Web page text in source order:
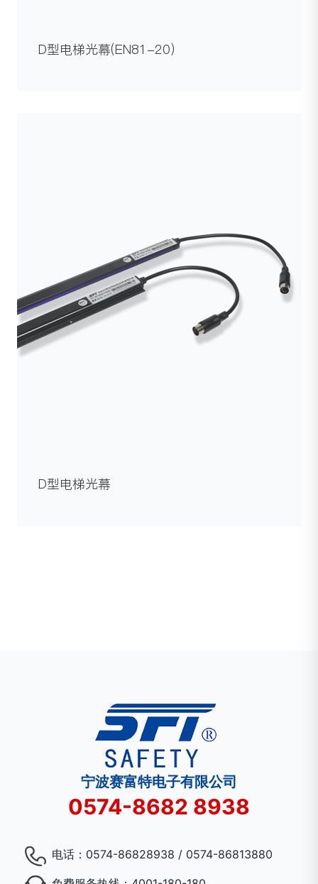
D型电梯光幕(EN81-20)
D型电梯光幕
宁波赛富特电子有限公司
0574-8682 8938
电话： 0574-86828938 / 0574-86813880